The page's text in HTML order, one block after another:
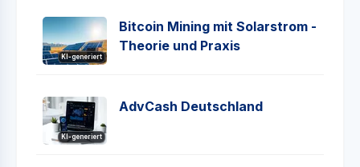
KI-generiert
Bitcoin Mining mit Solarstrom -
Theorie und Praxis
KI-generiert
AdvCash Deutschland